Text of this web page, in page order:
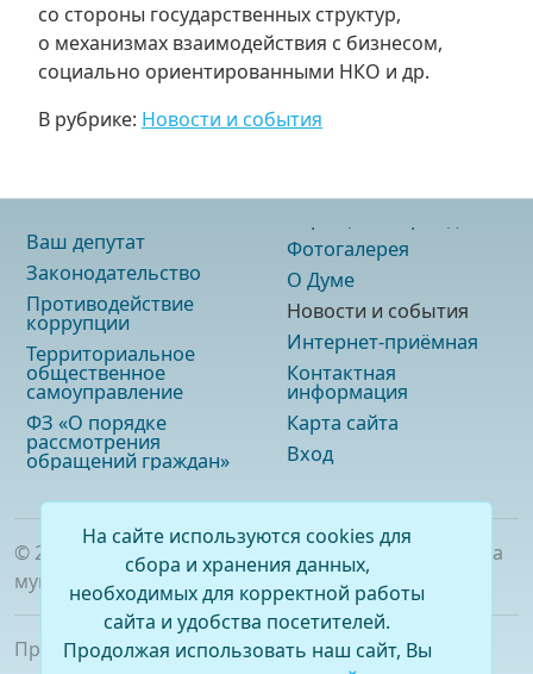
со стороны государственных структур,
о механизмах взаимодействия с бизнесом,
социально ориентированными НКО и др.
В рубрике: Новости и события
Ваш депутат
Законодательство
Противодействие
коррупции
Территориальное
общественное
самоуправление
ФЗ «О порядке
рассмотрения
обращений граждан»
Фотогалерея
О Думе
Новости и события
Интернет-приёмная
Контактная
информация
Карта сайта
Вход
© 2026
. Официальный сайт Думы городского округа
муниципального образования «город Саянск»
При полном или частичном использовании
На сайте используются cookies для
сбора и хранения данных,
необходимых для корректной работы
сайта и удобства посетителей.
Продолжая использовать наш сайт, Вы